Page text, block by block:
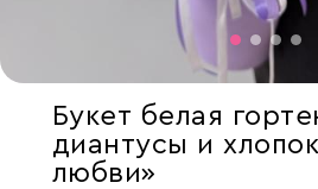
Букет белая
диантусы и
любви»